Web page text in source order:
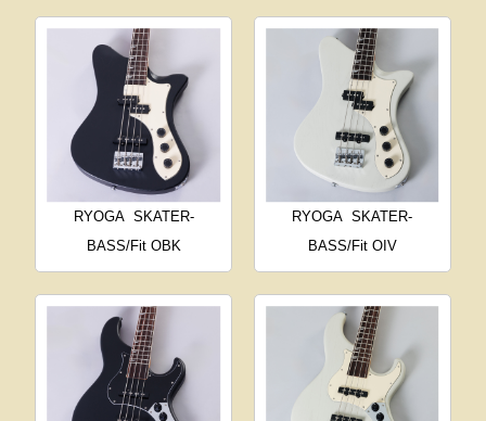
RYOGA SKATER-
BASS/Fit OBK
RYOGA SKATER-
BASS/Fit OIV